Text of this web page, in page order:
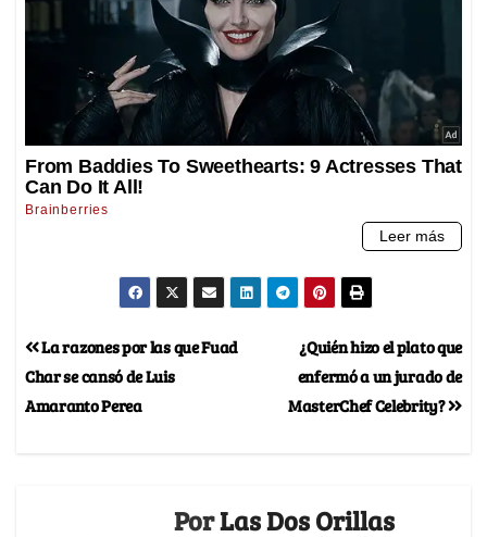
¿Quién hizo el plato que
enfermó a un jurado de
MasterChef Celebrity?
La razones por las que Fuad
Char se cansó de Luis
Amaranto Perea
PorLas Dos Orillas